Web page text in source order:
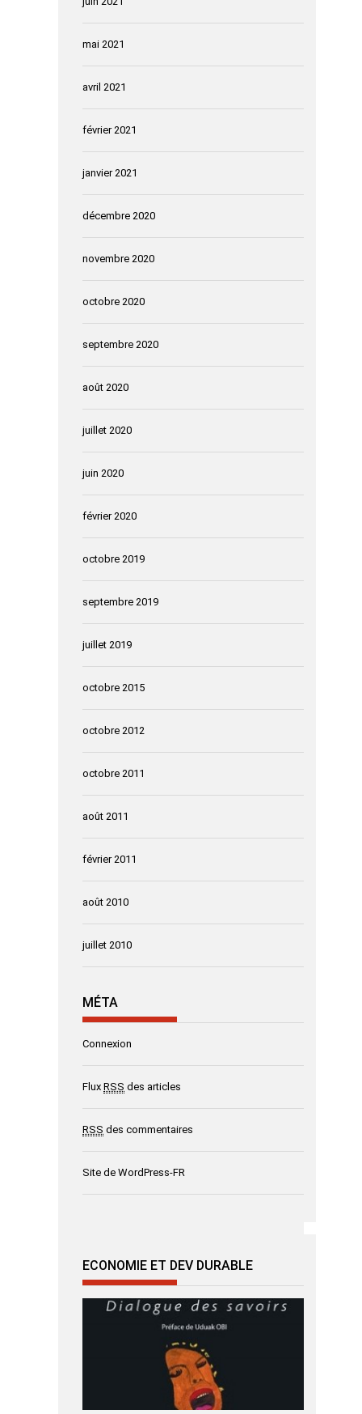
mai 2021
avril 2021
février 2021
janvier 2021
décembre 2020
novembre 2020
octobre 2020
septembre 2020
août 2020
juillet 2020
juin 2020
février 2020
octobre 2019
septembre 2019
juillet 2019
octobre 2015
octobre 2012
octobre 2011
août 2011
février 2011
août 2010
juillet 2010
MÉTA
Connexion
Flux RSS des articles
RSS des commentaires
Site de WordPress-FR
ECONOMIE ET DEV DURABLE